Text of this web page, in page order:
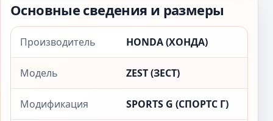
Основные сведения и размеры
Производитель HONDA (ХОНДА)
Модель ZEST (ЗЕСТ)
Модификация SPORTS G (СПОРТС Г)